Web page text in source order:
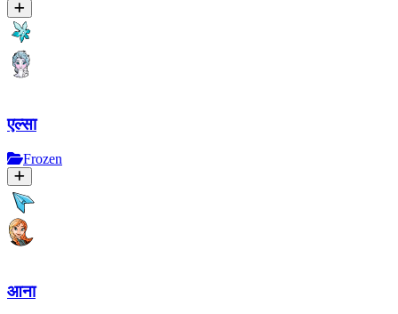
एल्सा
Frozen
आना